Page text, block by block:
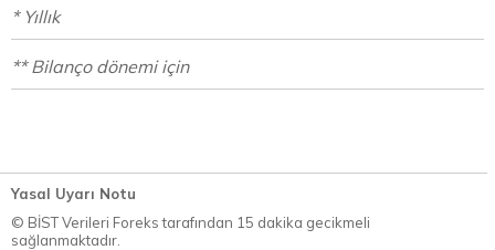
* Yıllık
** Bilanço dönemi için
Yasal Uyarı Notu
© BİST Verileri Foreks tarafından 15 dakika gecikmeli
sağlanmaktadır.